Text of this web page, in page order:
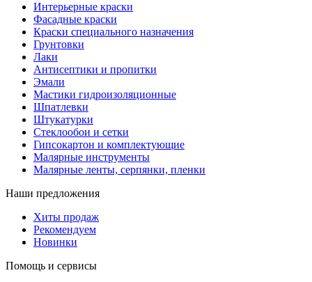
Интерьерные краски
Фасадные краски
Краски специального назначения
Грунтовки
Лаки
Антисептики и пропитки
Эмали
Мастики гидроизоляционные
Шпатлевки
Штукатурки
Стеклообои и сетки
Гипсокартон и комплектующие
Малярные инструменты
Малярные ленты, серпянки, пленки
Наши предложения
Хиты продаж
Рекомендуем
Новинки
Помощь и сервисы